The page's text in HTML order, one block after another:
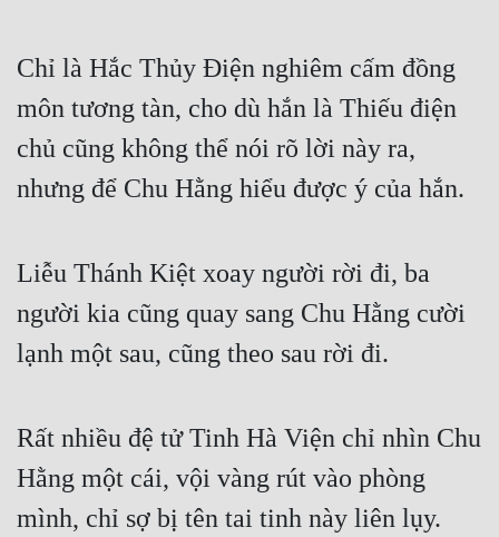
Chỉ là Hắc Thủy Điện nghiêm cấm đồng
môn tương tàn, cho dù hắn là Thiếu điện
chủ cũng không thể nói rõ lời này ra,
nhưng để Chu Hằng hiểu được ý của hắn.
Liễu Thánh Kiệt xoay người rời đi, ba
người kia cũng quay sang Chu Hằng cười
lạnh một sau, cũng theo sau rời đi.
Rất nhiều đệ tử Tinh Hà Viện chỉ nhìn Chu
Hằng một cái, vội vàng rút vào phòng
mình, chỉ sợ bị tên tai tinh này liên lụy.